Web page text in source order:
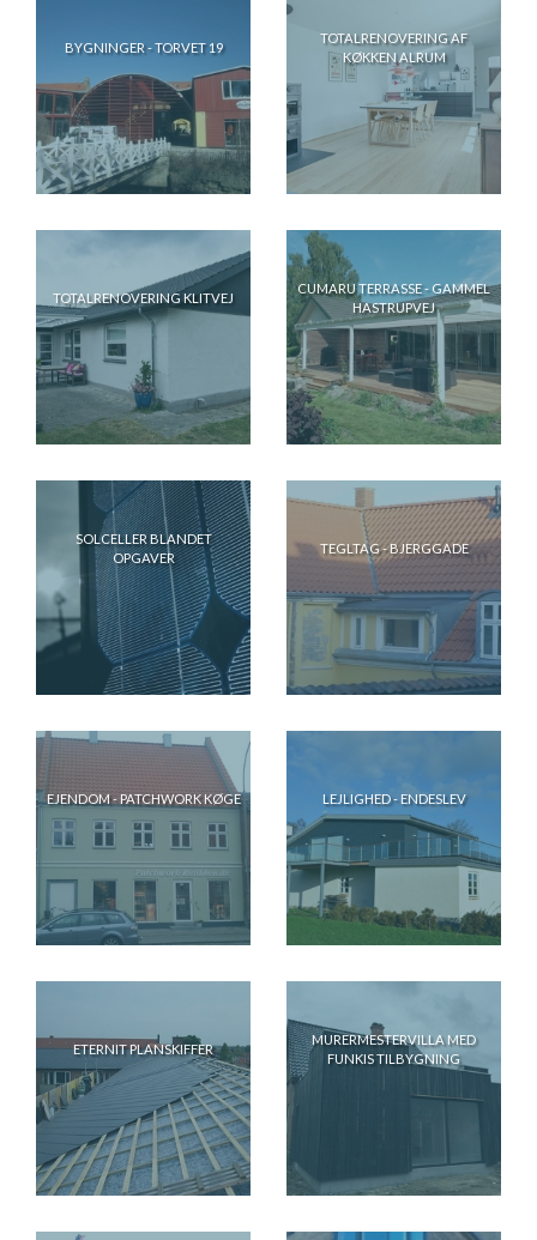
BYGNINGER - TORVET 19
TOTALRENOVERING AF
KØKKEN ALRUM
TOTALRENOVERING KLITVEJ
CUMARU TERRASSE - GAMMEL
HASTRUPVEJ
SOLCELLER BLANDET
OPGAVER
TEGLTAG - BJERGGADE
EJENDOM - PATCHWORK KØGE LEJLIGHED - ENDESLEV
ETERNIT PLANSKIFFER
MURERMESTERVILLA MED
FUNKIS TILBYGNING